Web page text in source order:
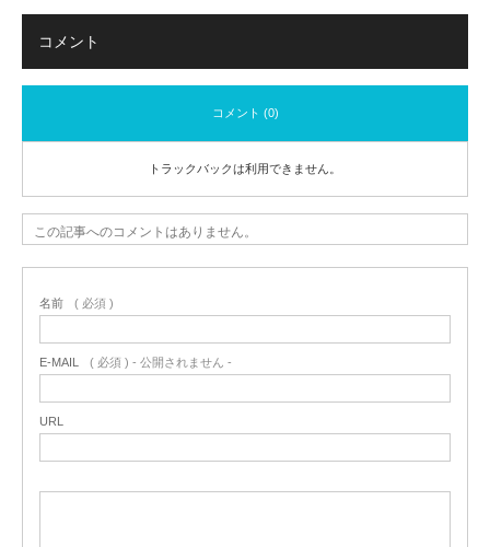
コメント
コメント (0)
トラックバックは利用できません。
この記事へのコメントはありません。
名前 ( 必須 )
E-MAIL ( 必須 ) - 公開されません -
URL